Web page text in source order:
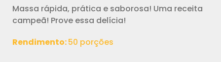
Massa rápida, prática e saborosa! Uma receita
campeã! Prove essa delícia!
Rendimento:50 porções